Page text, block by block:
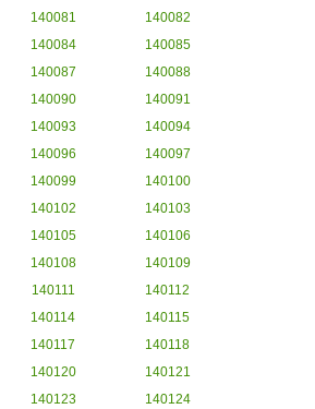
140081
140082
140084
140085
140087
140088
140090
140091
140093
140094
140096
140097
140099
140100
140102
140103
140105
140106
140108
140109
140111
140112
140114
140115
140117
140118
140120
140121
140123
140124